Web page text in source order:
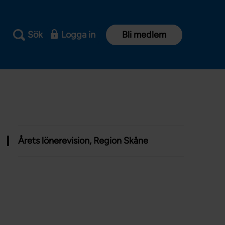
Sök Logga in Bli medlem
Årets lönerevision, Region Skåne